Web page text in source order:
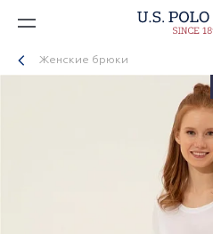
Женские брюки